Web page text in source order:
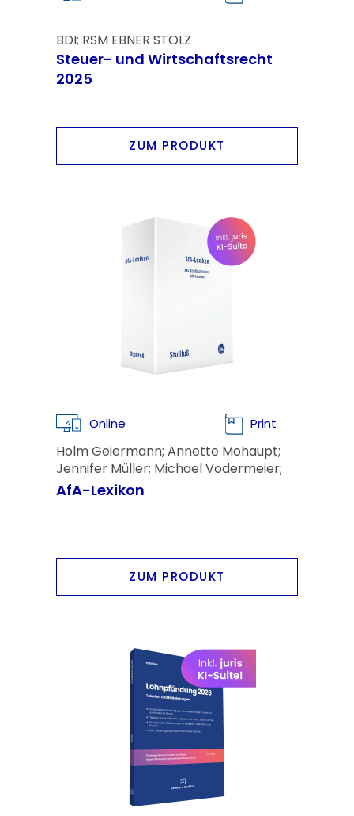
BDI; RSM EBNER STOLZ
Steuer- und Wirtschaftsrecht
2025
ZUM PRODUKT
Online Print
Holm Geiermann; Annette Mohaupt;
Jennifer Müller; Michael Vodermeier;
Prof. Dr. Oliver Voß; Prof. Dr. Christian
AfA-Lexikon
ZUM PRODUKT